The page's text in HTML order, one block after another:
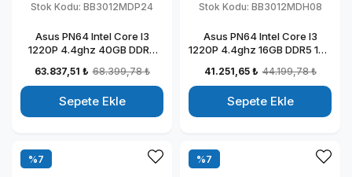
Stok Kodu: BB3012MDP24
Asus PN64 Intel Core I3
1220P 4.4ghz 40GB DDR5
Windows 11 Pro Kurumsal
Mini Bilgisayar BB3012MDP24
63.837,51 ₺ 68.399,78 ₺
Sepete Ekle
Stok Kodu: BB3012MDH08
Asus PN64 Intel Core I3
1220P 4.4ghz 16GB DDR5 1TB
Windows 11 Home Kurumsal
Mini Bilgisayar
BB3012MDH08
41.251,65 ₺ 44.199,78 ₺
Sepete Ekle
%7 %7